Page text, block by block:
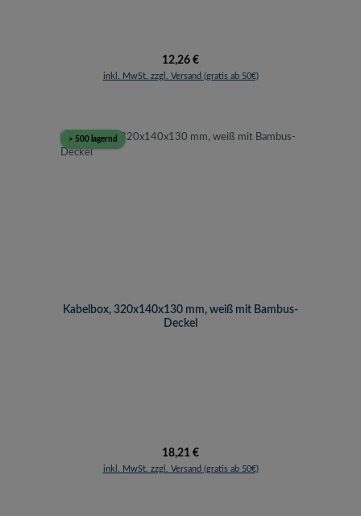
Regulärer Preis:
12,26 €
inkl. MwSt. zzgl. Versand (gratis ab 50€)
> 500 lagernd
Kabelbox, 320x140x130 mm, weiß mit Bambus-
Deckel
Regulärer Preis:
18,21 €
inkl. MwSt. zzgl. Versand (gratis ab 50€)